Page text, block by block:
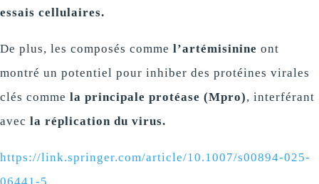
essais cellulaires.
De plus, les composés comme l’artémisinine ont
montré un potentiel pour inhiber des protéines virales
clés comme la principale protéase (Mpro), interférant
avec la réplication du virus.
https://link.springer.com/article/10.1007/s00894-025-